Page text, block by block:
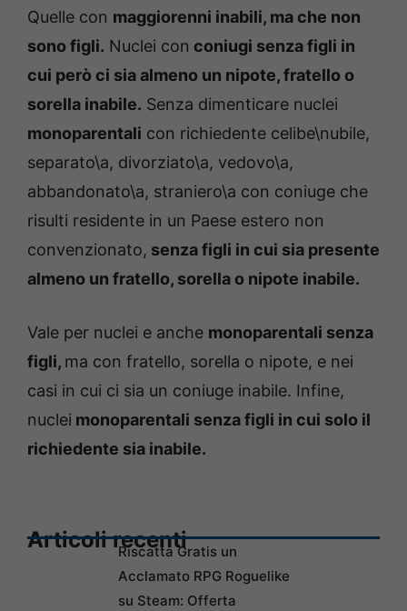
Quelle con maggiorenni inabili, ma che non
sono figli. Nuclei con coniugi senza figli in
cui però ci sia almeno un nipote, fratello o
sorella inabile. Senza dimenticare nuclei
monoparentali con richiedente celibe\nubile,
separato\a, divorziato\a, vedovo\a,
abbandonato\a, straniero\a con coniuge che
risulti residente in un Paese estero non
convenzionato, senza figli in cui sia presente
almeno un fratello, sorella o nipote inabile.
Vale per nuclei e anche monoparentali senza
figli, ma con fratello, sorella o nipote, e nei
casi in cui ci sia un coniuge inabile. Infine,
nuclei monoparentali senza figli in cui solo il
richiedente sia inabile.
Articoli recenti
Riscatta Gratis un
Acclamato RPG Roguelike
su Steam: Offerta